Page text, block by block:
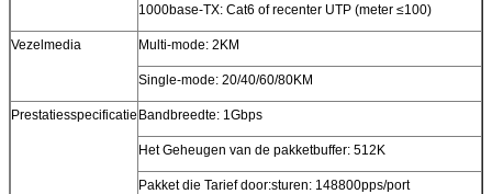
1000base-TX: Cat6 of recenter UTP (meter ≤100)
Vezelmedia Multi-mode: 2KM
Single-mode: 20/40/60/80KM
Prestatiesspecificatie Bandbreedte: 1Gbps
Het Geheugen van de pakketbuffer: 512K
Pakket die Tarief door:sturen: 148800pps/port